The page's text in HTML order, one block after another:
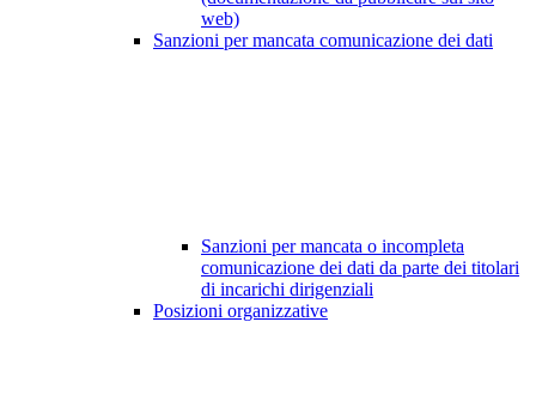
web)
Sanzioni per mancata comunicazione dei dati
Sanzioni per mancata o incompleta
comunicazione dei dati da parte dei titolari
di incarichi dirigenziali
Posizioni organizzative